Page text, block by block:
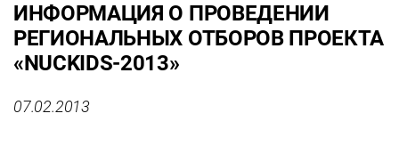
ИНФОРМАЦИЯ О ПРОВЕДЕНИИ
РЕГИОНАЛЬНЫХ ОТБОРОВ ПРОЕКТА
«NUCKIDS-2013»
07.02.2013